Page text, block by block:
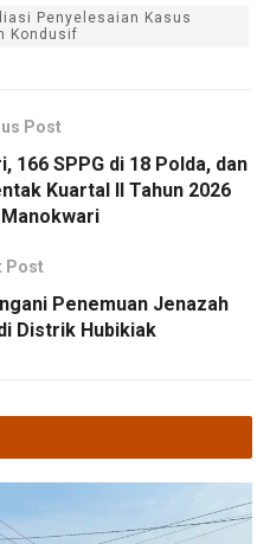
Penyelesaian Kasus
Kondusif
Post
166 SPPG di 18 Polda, dan
Kuartal II Tahun 2026
Post
Penemuan Jenazah
Distrik Hubikiak